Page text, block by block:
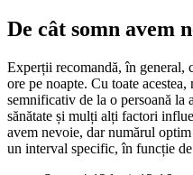
De cât somn avem
Experții recomandă, în general,
ore pe noapte. Cu toate
semnificativ de la o persoană la
sănătate și mulți alți factori
avem nevoie, dar numărul
un interval specific, în funcție